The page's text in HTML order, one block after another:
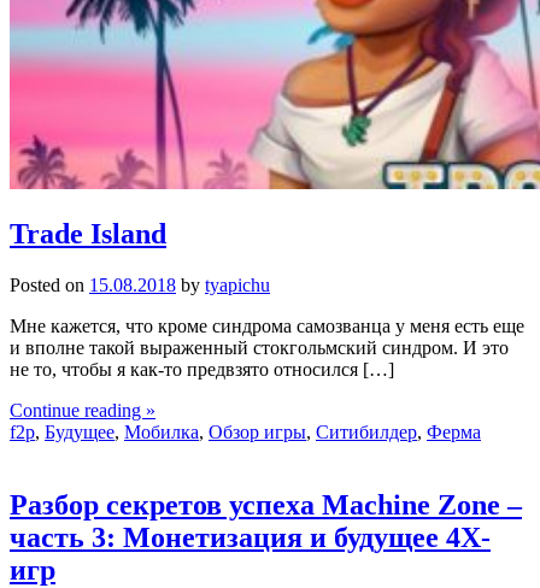
Trade Island
Posted on 15.08.2018 by tyapichu
Мне кажется, что кроме синдрома самозванца у меня есть еще
и вполне такой выраженный стокгольмский синдром. И это
не то, чтобы я как-то предвзято относился […]
Continue reading »
f2p, Будущее, Мобилка, Обзор игры, Ситибилдер, Ферма
Разбор секретов успеха Machine Zone –
часть 3: Монетизация и будущее 4Х-
игр